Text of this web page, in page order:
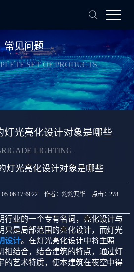
常见问题
SET OF PRODUCTS
灯光亮化设计对象是哪些
LIGHTING
灯光亮化设计对象是哪些
05-06 17:49:22 作者：灼灼其华 点击：278
行业的一个专有名词，亮化设计与
只是局部范围的亮化设计，而灯光
设计。在灯光亮化设计中将主照
相结合，结合建筑的特点，通过灯
的艺术特质，使本建筑在夜空中得